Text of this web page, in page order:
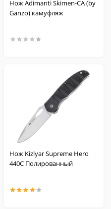
Нож Adimanti Skimen-CA (by
Ganzo) камуфляж
Нож Kizlyar Supreme Hero
440C Полированный